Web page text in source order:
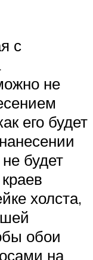
с
не
его будет
будет
холста,
обои
на